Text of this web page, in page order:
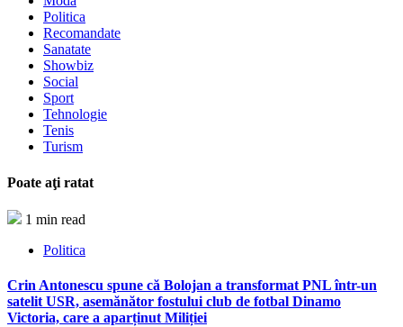
Politica
Recomandate
Sanatate
Showbiz
Social
Sport
Tehnologie
Tenis
Turism
Poate aţi ratat
1 min read
Politica
Crin Antonescu spune că Bolojan a transformat PNL într-un
satelit USR, asemănător fostului club de fotbal Dinamo
Victoria, care a aparținut Miliției